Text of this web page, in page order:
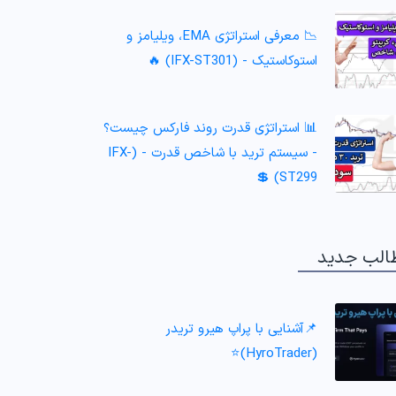
📉 معرفی استراتژی EMA، ویلیامز و
استوکاستیک - (IFX-ST301) 🔥
📊 استراتژی قدرت روند فارکس چیست؟
- سیستم ترید با شاخص قدرت - (IFX-
ST299) 💲
جدید
📌آشنایی با پراپ هیرو تریدر
(HyroTrader)⭐️